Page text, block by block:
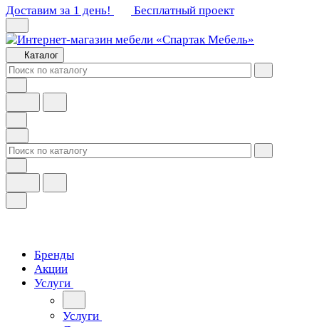
Доставим за 1 день!
Бесплатный проект
Каталог
Бренды
Акции
Услуги
Услуги